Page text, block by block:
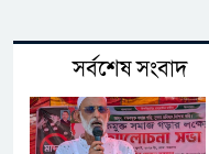
সর্বশেষ সংবাদ